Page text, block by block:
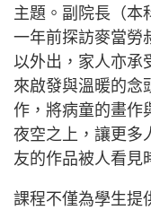
主題。副院長（本
一年前探訪麥當勞
以外出，家人亦承
來啟發與溫暖的念
作，將病童的畫作
夜空之上，讓更多
友的作品被人看見
課程不僅為學生提